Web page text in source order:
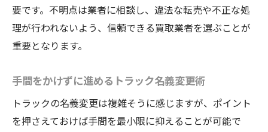
要です。不明点は業者に相談し、違法な転売や不正な処
理が行われないよう、信頼できる買取業者を選ぶことが
重要となります。
手間をかけずに進めるトラック名義変更術
トラックの名義変更は複雑そうに感じますが、ポイント
を押さえておけば手間を最小限に抑えることが可能で